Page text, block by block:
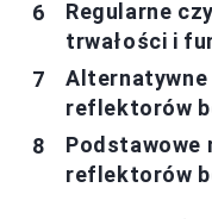
Regularne
trwałości i
reflektorów
Podstawowe
reflektorów